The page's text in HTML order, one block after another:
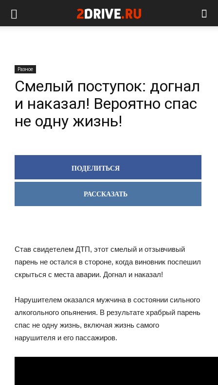
Разное
Смелый поступок: догнал
и наказал! Вероятно спас
не одну жизнь!
ПОДЕЛИТЬСЯ
РАССКАЗАТЬ
Став свидетелем ДТП, этот смелый и отзывчивый
парень не остался в стороне, когда виновник поспешил
скрыться с места аварии. Догнал и наказал!
Нарушителем оказался мужчина в состоянии сильного
алкогольного опьянения. В результате храбрый парень
спас не одну жизнь, включая жизнь самого
нарушителя и его пассажиров.